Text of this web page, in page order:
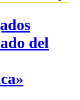
del